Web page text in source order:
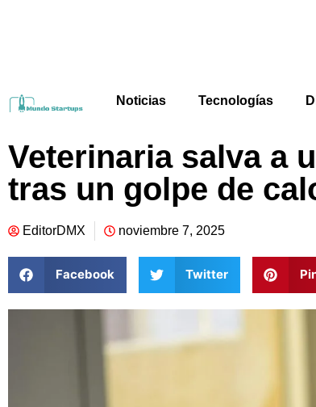
Noticias Tecnologías
Veterinaria salva a
tras un golpe de
EditorDMX noviembre 7, 2025
Facebook Twitter